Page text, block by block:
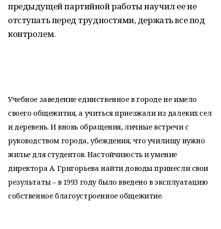
предыдущей партийной работы научил ее не
отступать перед трудностями, держать все под
контролем.
Учебное заведение единственное в городе не имело
своего общежития, а учиться приезжали из далеких сел
и деревень. И вновь обращения, личные встречи с
руководством города, убеждения, что училищу нужно
жилье для студентов. Настойчивость и умение
директора А. Григорьева найти доводы принесли свои
результаты – в 1993 году было введено в эксплуатацию
собственное благоустроенное общежитие.